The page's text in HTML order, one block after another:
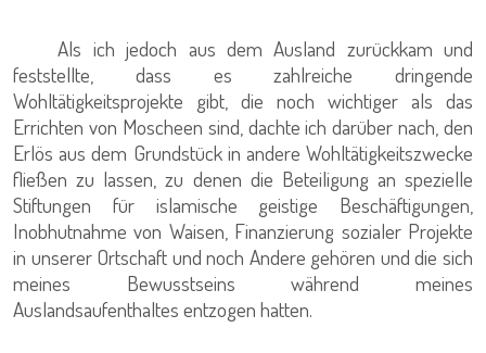
Als ich jedoch aus dem Ausland zurückkam und
feststellte, dass es zahlreiche dringende
Wohltätigkeitsprojekte gibt, die noch wichtiger als das
Errichten von Moscheen sind, dachte ich darüber nach, den
Erlös aus dem Grundstück in andere Wohltätigkeitszwecke
fließen zu lassen, zu denen die Beteiligung an spezielle
Stiftungen für islamische geistige Beschäftigungen,
Inobhutnahme von Waisen, Finanzierung sozialer Projekte
in unserer Ortschaft und noch Andere gehören und die sich
meines Bewusstseins während meines
Auslandsaufenthaltes entzogen hatten.